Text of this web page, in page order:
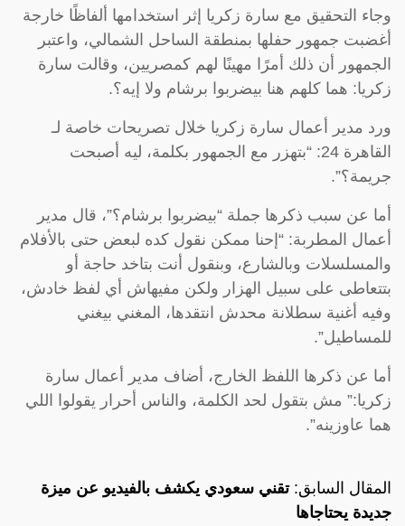
وجاء التحقيق مع سارة زكريا إثر استخدامها ألفاظًا خارجة
أغضبت جمهور حفلها بمنطقة الساحل الشمالي، واعتبر
الجمهور أن ذلك أمرًا مهينًا لهم كمصريين، وقالت سارة
زكريا: هما كلهم هنا بيضربوا برشام ولا إيه؟.
ورد مدير أعمال سارة زكريا خلال تصريحات خاصة لـ
القاهرة 24: “بتهزر مع الجمهور بكلمة، ليه أصبحت
جريمة؟”.
أما عن سبب ذكرها جملة “بيضربوا برشام؟”، قال مدير
أعمال المطربة: “إحنا ممكن نقول كده لبعض حتى بالأفلام
والمسلسلات وبالشارع، وبنقول أنت بتاخد حاجة أو
بتتعاطى على سبيل الهزار ولكن مفيهاش أي لفظ خادش،
وفيه أغنية سطلانة محدش انتقدها، المغني بيغني
للمساطيل”.
أما عن ذكرها اللفظ الخارج، أضاف مدير أعمال سارة
زكريا:” مش بتقول لحد الكلمة، والناس أحرار يقولوا اللي
هما عاوزينه”.
المقال السابق:تقني سعودي يكشف بالفيديو عن ميزة
جديدة يحتاجاها